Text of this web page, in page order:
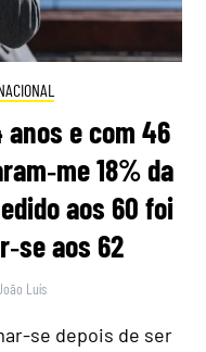
anos e com 46
18% da
aos 60 foi
aos 62
Luís
se depois de ser